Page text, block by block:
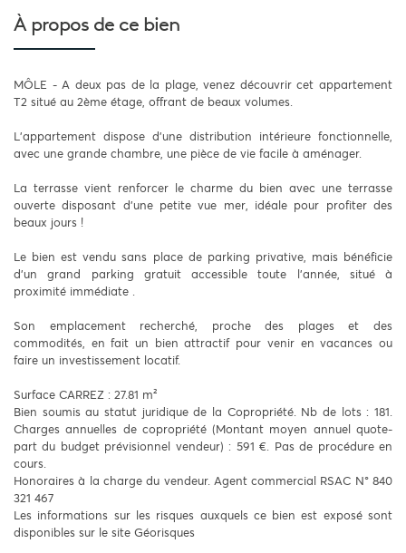
À propos de ce bien
MÔLE - A deux pas de la plage, venez découvrir cet appartement
T2 situé au 2ème étage, offrant de beaux volumes.
L'appartement dispose d'une distribution intérieure fonctionnelle,
avec une grande chambre, une pièce de vie facile à aménager.
La terrasse vient renforcer le charme du bien avec une terrasse
ouverte disposant d'une petite vue mer, idéale pour profiter des
beaux jours !
Le bien est vendu sans place de parking privative, mais bénéficie
d'un grand parking gratuit accessible toute l'année, situé à
proximité immédiate .
Son emplacement recherché, proche des plages et des
commodités, en fait un bien attractif pour venir en vacances ou
faire un investissement locatif.
Surface CARREZ : 27.81 m²
Bien soumis au statut juridique de la Copropriété. Nb de lots : 181.
Charges annuelles de copropriété (Montant moyen annuel quote-
part du budget prévisionnel vendeur) : 591 €. Pas de procédure en
cours.
Honoraires à la charge du vendeur. Agent commercial RSAC N° 840
321 467
Les informations sur les risques auxquels ce bien est exposé sont
disponibles sur le site Géorisques